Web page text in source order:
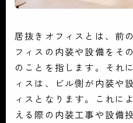
居抜きオフィスとは、前
フィスの内装や設備をそ
のことを指します。それ
ィスは、ビル側が内装や
ィスとなります。これに
える際の内装工事や設備